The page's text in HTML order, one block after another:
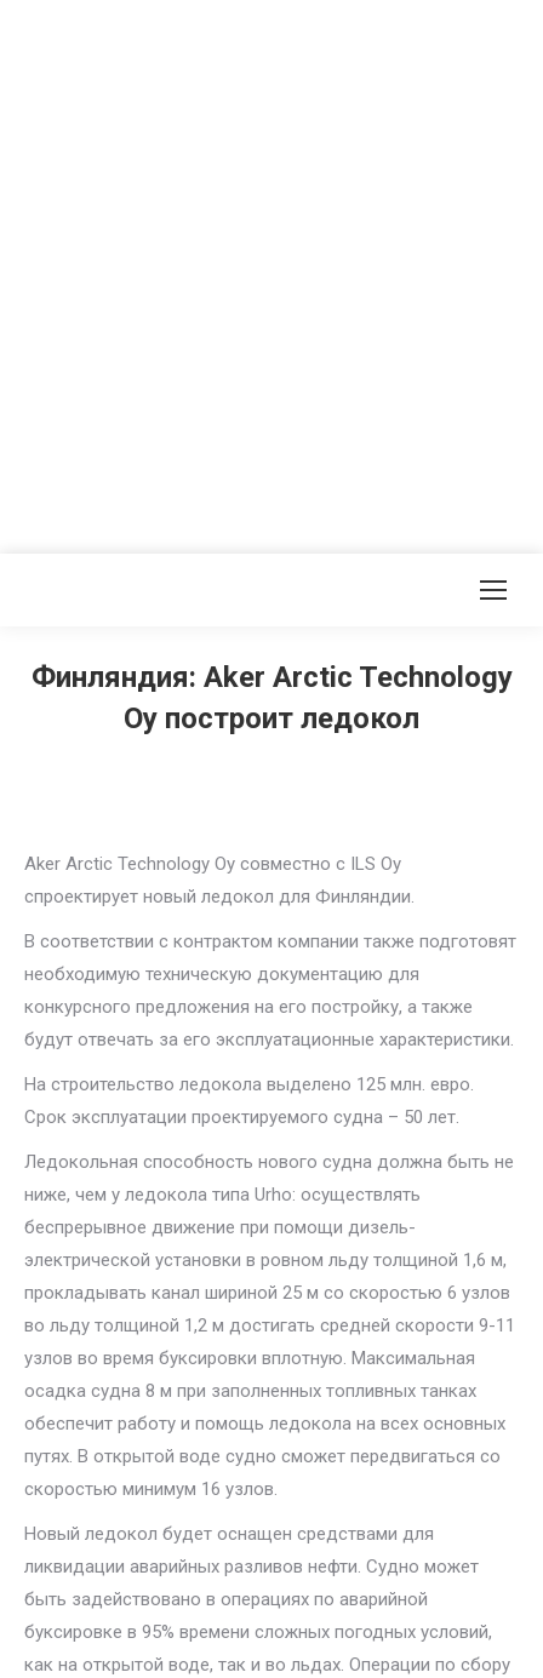
Финляндия: Aker Arctic Technology
Oy построит ледокол
Aker Arctic Technology Oy совместно с ILS Oy
спроектирует новый ледокол для Финляндии.
В соответствии с контрактом компании также подготовят
необходимую техническую документацию для
конкурсного предложения на его постройку, а также
будут отвечать за его эксплуатационные характеристики.
На строительство ледокола выделено 125 млн. евро.
Срок эксплуатации проектируемого судна – 50 лет.
Ледокольная способность нового судна должна быть не
ниже, чем у ледокола типа Urho: осуществлять
беспрерывное движение при помощи дизель-
электрической установки в ровном льду толщиной 1,6 м,
прокладывать канал шириной 25 м со скоростью 6 узлов
во льду толщиной 1,2 м достигать средней скорости 9-11
узлов во время буксировки вплотную. Максимальная
осадка судна 8 м при заполненных топливных танках
обеспечит работу и помощь ледокола на всех основных
путях. В открытой воде судно сможет передвигаться со
скоростью минимум 16 узлов.
Новый ледокол будет оснащен средствами для
ликвидации аварийных разливов нефти. Судно может
быть задействовано в операциях по аварийной
буксировке в 95% времени сложных погодных условий,
как на открытой воде, так и во льдах. Операции по сбору